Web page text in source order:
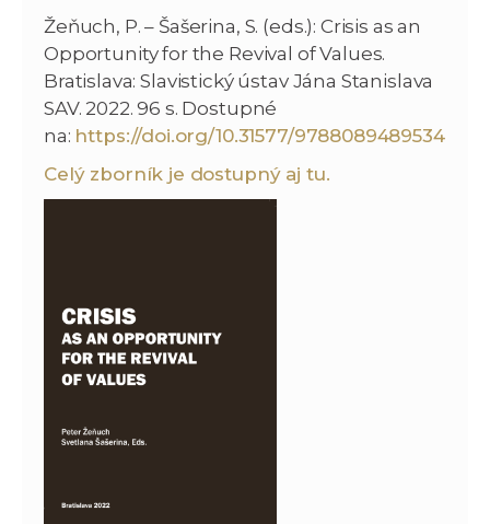
Žeňuch, P. – Šašerina, S. (eds.): Crisis as an
Opportunity for the Revival of Values.
Bratislava: Slavistický ústav Jána Stanislava
SAV. 2022. 96 s. Dostupné
na: https://doi.org/10.31577/9788089489534
Celý zborník je dostupný aj tu.